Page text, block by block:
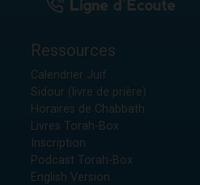
Ressources
Calendrier Juif
Sidour (livre de prière)
Horaires de Chabbath
Livres Torah-Box
Inscription
Podcast Torah-Box
English Version